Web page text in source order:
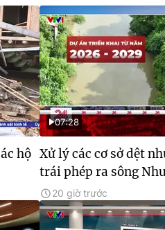
hộ
07:28
Xử lý các cơ sở dệt
trái phép ra sông
20 giờ trước